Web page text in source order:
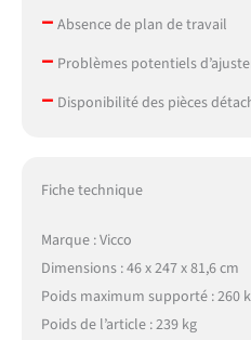
– Absence de plan de travail
– Problèmes potentiels
– Disponibilité des pièces
Fiche technique
Marque : Vicco
Dimensions : 46 x 247 x 81,6 cm
Poids maximum supporté : 260
Poids de l’article : 239 kg